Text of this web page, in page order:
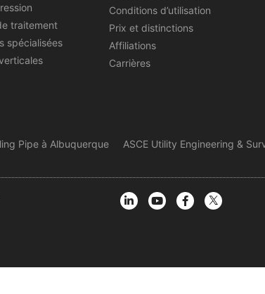
traitement
spécialisées
Conditions d’utilisation
Prix et distinctions
Affiliations
Carrières
Pipe à Albuquerque ASCE Utility Engineering &